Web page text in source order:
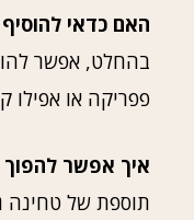
האם כדאי
בהחלט, אפשר
פפריקה או אפילו
איך אפשר
תוספת של טחינה